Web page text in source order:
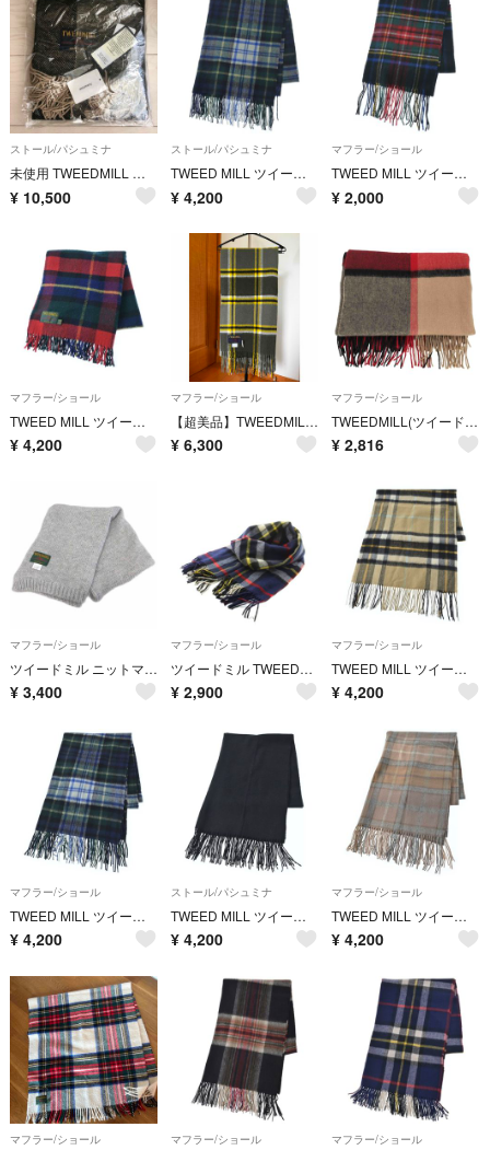
ストール/パシュミナ
未使用 TWEEDMILL ラムウール100％ ストール マフラー
¥ 10,500
ストール/パシュミナ
TWEED MILL ツイードミル ストール 緑 【古着】【中古】【送料無料】
¥ 4,200
マフラー/ショール
TWEED MILL ツイードミル マフラー 黒 【古着】【中古】【送料無料】
¥ 2,000
マフラー/ショール
TWEED MILL ツイードミル マフラー 赤 【古着】【中古】【送料無料】
¥ 4,200
マフラー/ショール
【超美品】TWEEDMILL 大判 ストール マフラー
¥ 6,300
マフラー/ショール
TWEEDMILL(ツイードミル) レディース ファッション雑貨
¥ 2,816
マフラー/ショール
ツイードミル ニットマフラー ストール ローゲージ ロング 65-180
¥ 3,400
マフラー/ショール
ツイードミル TWEEDMILL マフラー フリンジ チェック柄 ウール 紺
¥ 2,900
マフラー/ショール
TWEED MILL ツイードミル マフラー ベージュ 【古着】【中古】【送料無料】
¥ 4,200
マフラー/ショール
TWEED MILL ツイードミル マフラー 緑 【古着】【中古】【送料無料】
¥ 4,200
ストール/パシュミナ
TWEED MILL ツイードミル ストール 黒 【古着】【中古】【送料無料】
¥ 4,200
マフラー/ショール
TWEED MILL ツイードミル マフラー ベージュ 【古着】【中古】【送料無料】
¥ 4,200
マフラー/ショール マフラー/ショール マフラー/ショール